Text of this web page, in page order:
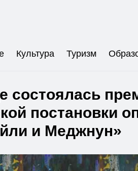
Культура Туризм
состоялась
постановки
и Меджнун»